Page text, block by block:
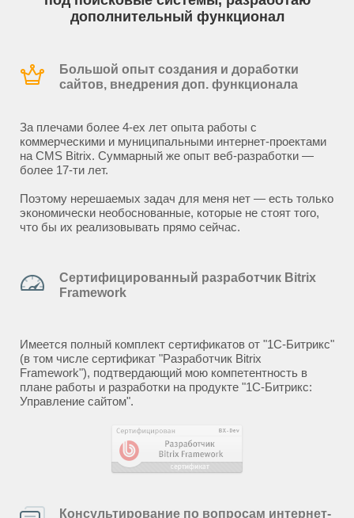
дополнительный функционал
Большой опыт создания и доработки
сайтов, внедрения доп. функционала
За плечами более 4-ех лет опыта работы с
коммерческими и муниципальными интернет-проектами
на CMS Bitrix. Суммарный же опыт веб-разработки —
более 17-ти лет.
Поэтому нерешаемых задач для меня нет — есть только
экономически необоснованные, которые не стоят того,
что бы их реализовывать прямо сейчас.
Сертифицированный разработчик Bitrix
Framework
Имеется полный комплект сертификатов от "1С-Битрикс"
(в том числе сертификат "Разработчик Bitrix
Framework"), подтвердающий мою компетентность в
плане работы и разработки на продукте "1С-Битрикс:
Управление сайтом".
Консультирование по вопросам интернет-